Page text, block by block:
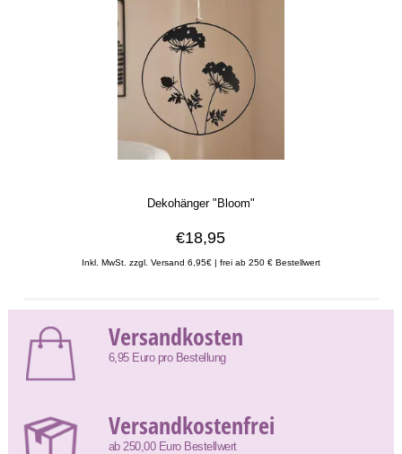
Dekohänger "Bloom"
€18,95
Inkl. MwSt. zzgl. Versand 6,95€ | frei ab 250 € Bestellwert
Versandkosten
6,95 Euro pro Bestellung
Versandkostenfrei
ab 250,00 Euro Bestellwert